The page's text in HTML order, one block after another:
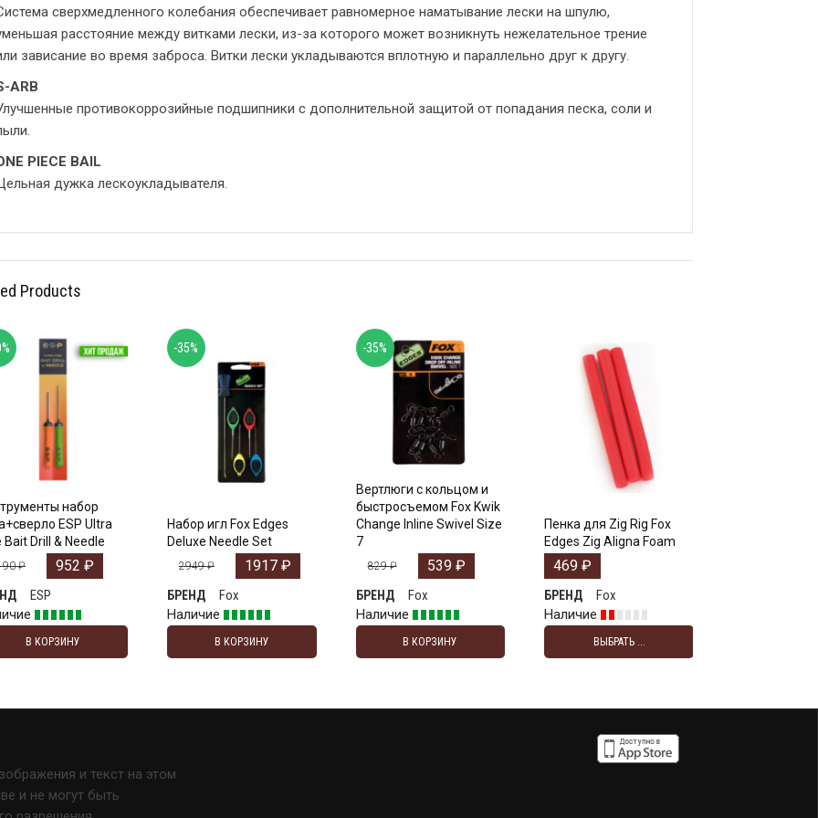
сверхмедленного колебания обеспечивает равномерное наматывание лески на шпулю,
расстояние между витками лески, из-за которого может возникнуть нежелательное трение
зависание во время заброса. Витки лески укладываются вплотную и параллельно друг к другу.
ARB
противокоррозийные подшипники с дополнительной защитой от попадания песка, соли и
PIECE BAIL
дужка лескоукладывателя.
Products
набор
ESP Ultra
Bait Drill & Needle
₽ 952 ₽
ESP
В КОРЗИНУ
Набор игл Fox Edges
Deluxe Needle Set
2949₽ 1917 ₽
БРЕНД
Fox
Наличие
В КОРЗИНУ
-35%
Вертлюги с кольцом и
быстросъемом Fox Kwik
Change Inline Swivel Size
7
829₽ 539 ₽
БРЕНД
Fox
Наличие
В КОРЗИНУ
-35%
Пенка для Zig Rig Fox
Edges Zig Aligna Foam
469₽
БРЕНД
Fox
Наличие
ВЫБРАТЬ ...
и текст на этом
и не могут быть